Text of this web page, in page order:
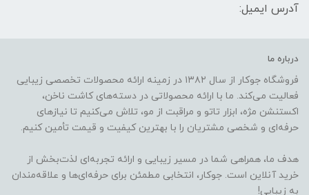
آدرس ایمیل:
درباره ما
فروشگاه جوکار از سال ۱۳۸۲ در زمینه ارائه محصولات تخصصی زیبایی
فعالیت می‌کند. ما با ارائه محصولاتی در دسته‌های کاشت ناخن،
اکستنشن مژه، ابزار تاتو و مراقبت از مو، تلاش می‌کنیم تا نیازهای
حرفه‌ای و شخصی مشتریان را با بهترین کیفیت و قیمت تأمین کنیم.
هدف ما، همراهی شما در مسیر زیبایی و ارائه تجربه‌ای لذت‌بخش از
خرید آنلاین است. جوکار، انتخابی مطمئن برای حرفه‌ای‌ها و علاقه‌مندان
به زیبایی!